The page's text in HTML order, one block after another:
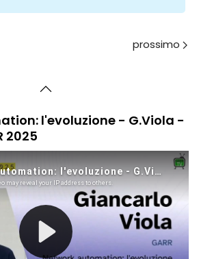
l'evoluzione - G.Viola -
2025